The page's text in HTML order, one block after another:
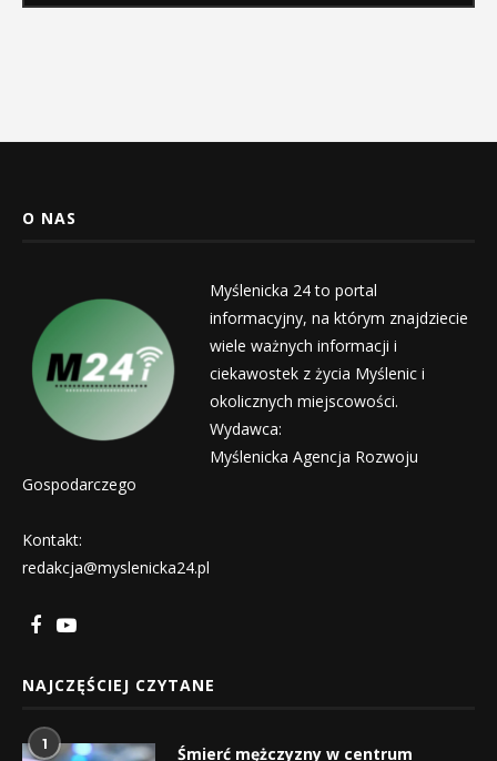
O NAS
Myślenicka 24 to portal
informacyjny, na którym znajdziecie
wiele ważnych informacji i
ciekawostek z życia Myślenic i
okolicznych miejscowości.
Wydawca:
Myślenicka Agencja Rozwoju
Gospodarczego
Kontakt:
redakcja@myslenicka24.pl
NAJCZĘŚCIEJ CZYTANE
1
Śmierć mężczyzny w centrum